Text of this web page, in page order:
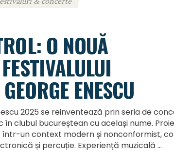
O NOUĂ
ENESCU
2025 se reinventează prin seria de
în clubul bucureștean cu același nume.
într-un context modern și nonconformist,
și percuție. Experiență muzicală